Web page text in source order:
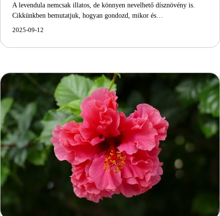
A levendula nemcsak illatos, de könnyen nevelhető dísznövény is.
Cikkünkben bemutatjuk, hogyan gondozd, mikor és…
2025-09-12